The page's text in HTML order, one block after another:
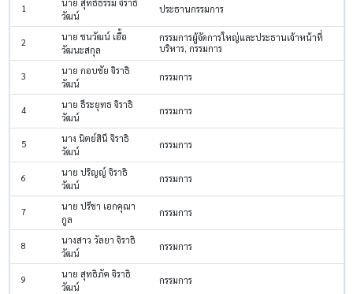
1
นาย สุทธิธรรม จิราธิ
วัฒน์
ประธานกรรมการ
2
นาย ชนวัฒน์ เอื้อ
วัฒนะสกุล
กรรมการผู้จัดการใหญ่และประธานเจ้าหน้าที่
บริหาร, กรรมการ
3
นาย กอบชัย จิราธิ
วัฒน์
กรรมการ
4
นาย ธีระยุทธ จิราธิ
วัฒน์
กรรมการ
5
นาง นิตย์สินี จิราธิ
วัฒน์
กรรมการ
6
นาย ปริญญ์ จิราธิ
วัฒน์
กรรมการ
7
นาย ปรีชา เอกคุณา
กูล
กรรมการ
8
นางสาว วัลยา จิราธิ
วัฒน์
กรรมการ
9
นาย สุทธิภัค จิราธิ
วัฒน์
กรรมการ